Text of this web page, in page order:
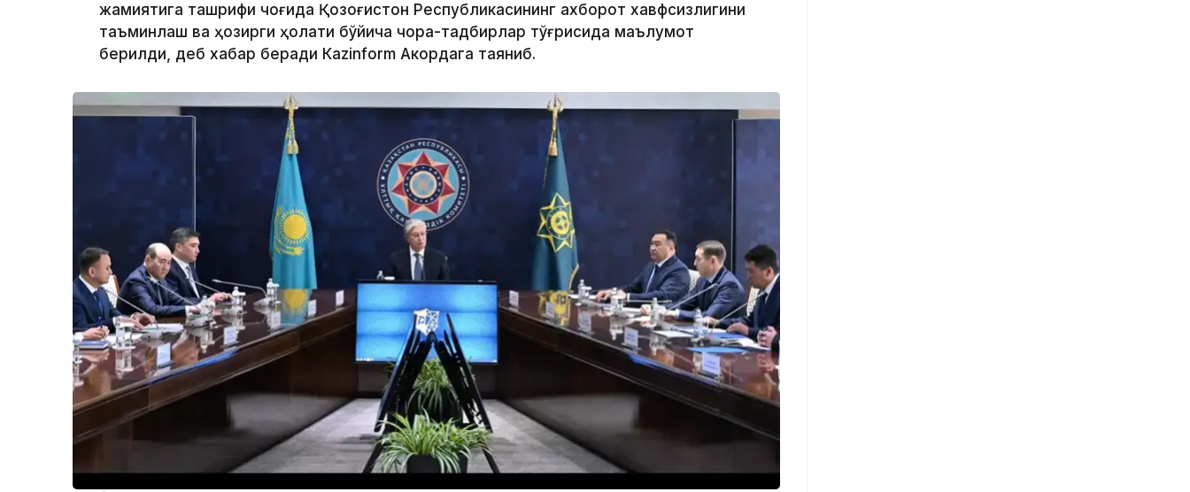
жамиятига ташрифи чоғида Қозоғистон Республикасининг ахборот хавфсизлигини
таъминлаш ва ҳозирги ҳолати бўйича чора-тадбирлар тўғрисида маълумот
берилди, деб хабар беради Каzinform Акордага таяниб.